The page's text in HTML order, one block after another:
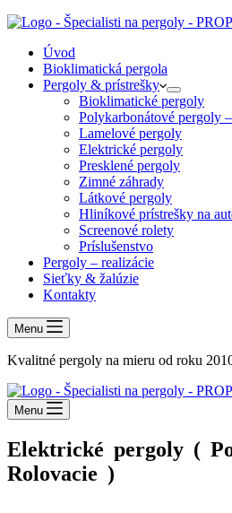
Úvod
Bioklimatická pergola
Pergoly & prístrešky
Bioklimatické pergoly
Polykarbonátové pergoly
Lamelové pergoly
Elektrické pergoly
Presklené pergoly
Zimné záhrady
Látkové pergoly
Hliníkové prístrešky na
Screenové rolety
Príslušenstvo
Pergoly – realizácie
Sieťky & žalúzie
Kontakty
Menu
Kvalitné pergoly na mieru od roku
Menu
Elektrické pergoly (
Rolovacie )